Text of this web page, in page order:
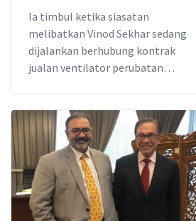
Ia timbul ketika siasatan
melibatkan Vinod Sekhar sedang
dijalankan berhubung kontrak
jualan ventilator perubatan